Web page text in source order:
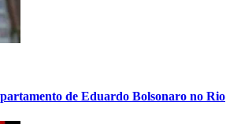
de Eduardo Bolsonaro no Rio